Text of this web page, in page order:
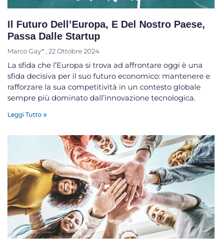
Il Futuro Dell’Europa, E Del Nostro Paese,
Passa Dalle Startup
Marco Gay* 22 Ottobre 2024
La sfida che l’Europa si trova ad affrontare oggi è una
sfida decisiva per il suo futuro economico: mantenere e
rafforzare la sua competitività in un contesto globale
sempre più dominato dall’innovazione tecnologica.
Leggi Tutto »